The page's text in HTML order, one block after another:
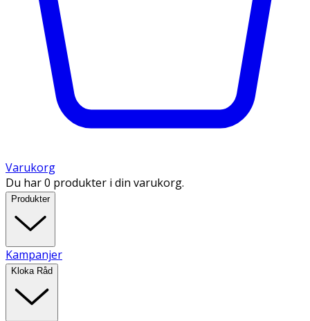
Varukorg
Du har 0 produkter i din varukorg.
Produkter
Kampanjer
Kloka Råd